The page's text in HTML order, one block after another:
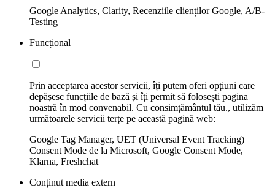
Google Analytics, Clarity, Recenziile clienților Google, A/B-
Testing
Funcțional
Prin acceptarea acestor servicii, îți putem oferi opțiuni care
depășesc funcțiile de bază și îți permit să folosești pagina
noastră în mod convenabil. Cu consimțământul tău., utilizăm
următoarele servicii terțe pe această pagină web:
Google Tag Manager, UET (Universal Event Tracking)
Consent Mode de la Microsoft, Google Consent Mode,
Klarna, Freshchat
Conținut media extern